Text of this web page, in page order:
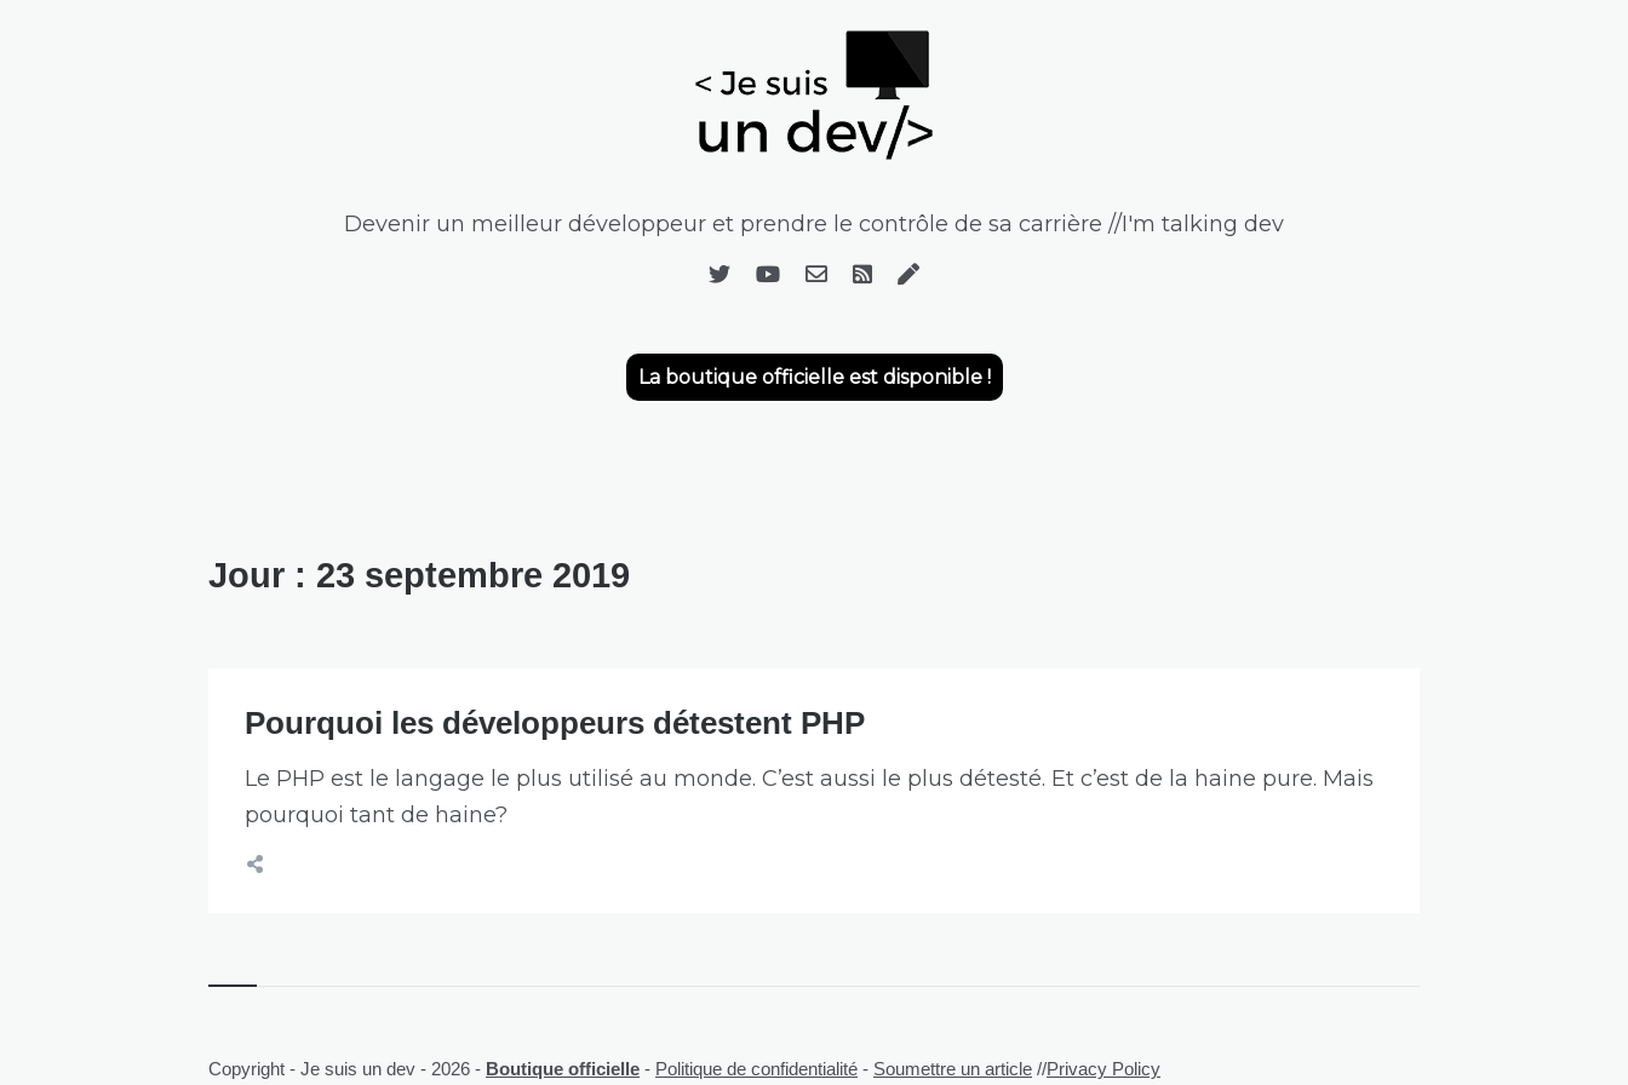
Devenir un meilleur développeur et prendre le contrôle de sa carrière //I'm talking dev
La boutique officielle est disponible !
Jour : 23 septembre 2019
Pourquoi les développeurs détestent PHP
Le PHP est le langage le plus utilisé au monde. C’est aussi le plus détesté. Et c’est de la haine pure. Mais
pourquoi tant de haine?
Copyright - Je suis un dev - 2026 - Boutique officielle - Politique de confidentialité - Soumettre un article //Privacy Policy